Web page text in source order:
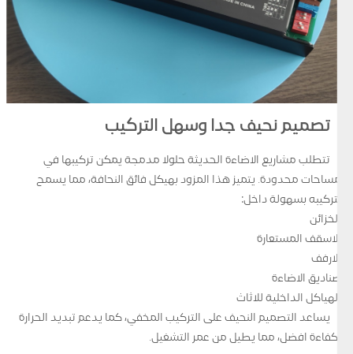
تصميم نحيف جدا وسهل التركيب
تتطلب مشاريع الاضاءة الحديثة حلولا مدمجة يمكن تركيبها في
مساحات محدودة. يتميز هذا المزود بهيكل فائق النحافة، مما يسمح
بتركيبه بسهولة داخل:
الخزائن
الاسقف المستعارة
الارفف
صناديق الاضاءة
الهياكل الداخلية للاثاث
يساعد التصميم النحيف على التركيب المخفي، كما يدعم تبديد الحرارة
بكفاءة افضل، مما يطيل من عمر التشغيل.